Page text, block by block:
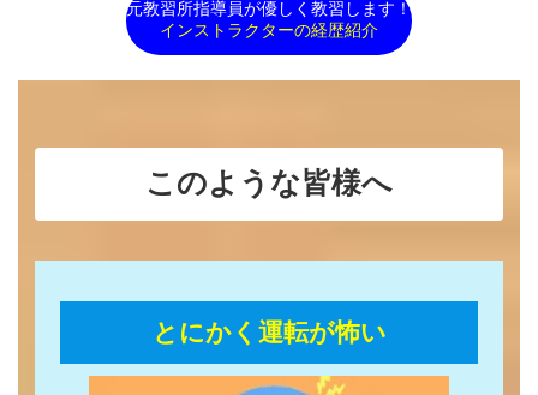
元教習所指導員が優しく教習します！
インストラクターの経歴紹介
このような皆様へ
とにかく運転が怖い